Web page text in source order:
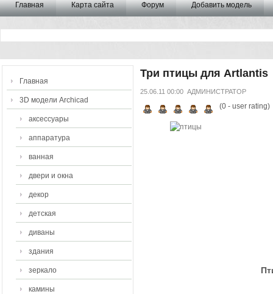
Главная Карта сайта Форум Добавить модель
Главная
3D модели Archicad
аксессуары
аппаратура
ванная
двери и окна
декор
детская
диваны
здания
зеркало
камины
Три птицы для Artlantis
25.06.11 00:00 АДМИНИСТРАТОР
(0- user rating)